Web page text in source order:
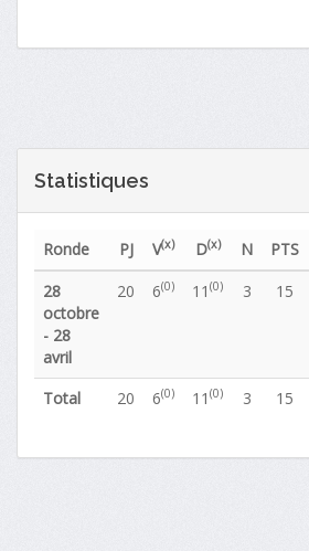
Statistiques
Ronde PJ V(x) D(x) N PTS
28
octobre
- 28
avril
20 6(0) 11 (0) 3 15
Total 20 6(0) 11 (0) 3 15